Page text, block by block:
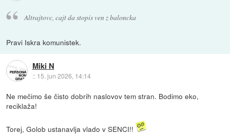
Altrajtovc, cajt da stopis ven z baloncka
Pravi Iskra komunistek.
Miki N
:: 15. jun 2026, 14:14
Ne mečimo še čisto dobrih naslovov tem stran. Bodimo eko,
reciklaža!
Torej, Golob ustanavlja vlado v SENCI!!